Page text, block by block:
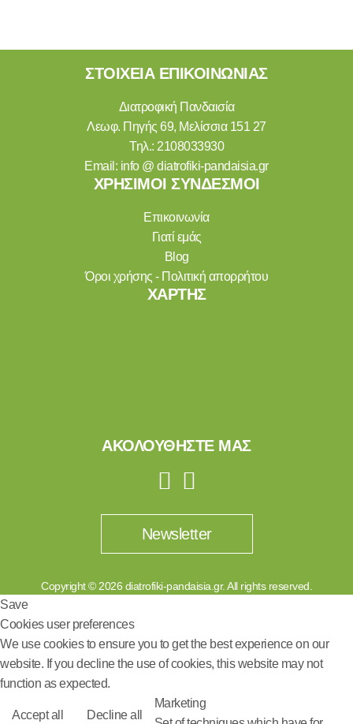
ΣΤΟΙΧΕΙΑ ΕΠΙΚΟΙΝΩΝΙΑΣ
Διατροφική Πανδαισία
Λεωφ. Πηγής 69, Μελίσσια 151 27
Τηλ.: 2108033930
Email: info @ diatrofiki-pandaisia.gr
ΧΡΗΣΙΜΟΙ ΣΥΝΔΕΣΜΟΙ
Επικοινωνία
Γιατί εμάς
Blog
Όροι χρήσης - Πολιτική απορρήτου
ΧΑΡΤΗΣ
ΑΚΟΛΟΥΘΗΣΤΕ ΜΑΣ
Newsletter
Copyright © 2026 diatrofiki-pandaisia.gr. All rights reserved.
Save
Cookies user preferences
We use cookies to ensure you to get the best experience on our
website. If you decline the use of cookies, this website may not
function as expected.
Accept all Decline all
Marketing